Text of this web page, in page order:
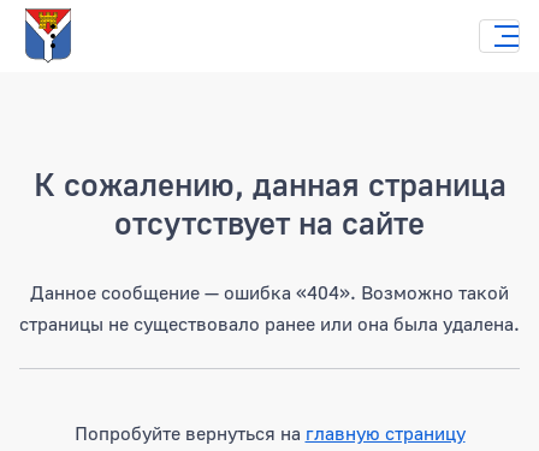
К сожалению, данная страница
отсутствует на сайте
Данное сообщение — ошибка «404». Возможно такой
страницы не существовало ранее или она была удалена.
Попробуйте вернуться на главную страницу